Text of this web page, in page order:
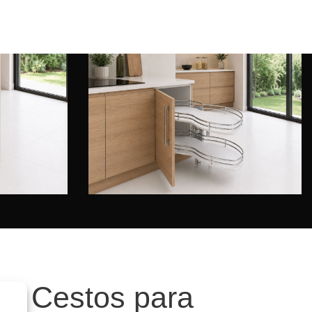
Esquinera Gemela
DELUXE
Cestos para